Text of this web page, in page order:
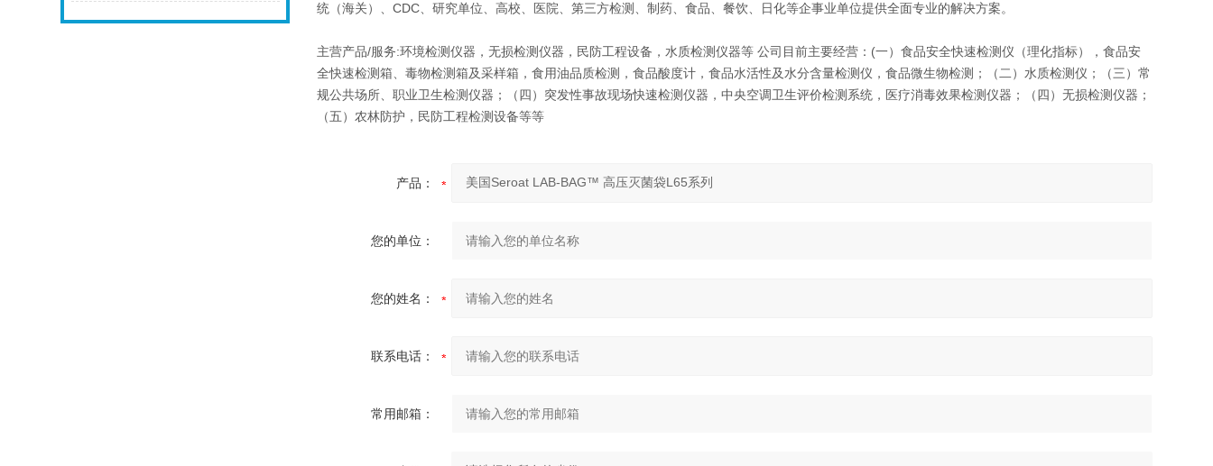
统（海关）、CDC、研究单位、高校、医院、第三方检测、制药、食品、餐饮、日化等企事业单位提供全面专业的解决方案。
主营产品/服务:环境检测仪器，无损检测仪器，民防工程设备，水质检测仪器等 公司目前主要经营：(一）食品安全快速检测仪（理化指标），食品安
全快速检测箱、毒物检测箱及采样箱，食用油品质检测，食品酸度计，食品水活性及水分含量检测仪，食品微生物检测；（二）水质检测仪；（三）常
规公共场所、职业卫生检测仪器；（四）突发性事故现场快速检测仪器，中央空调卫生评价检测系统，医疗消毒效果检测仪器；（四）无损检测仪器；
（五）农林防护，民防工程检测设备等等
产品：
您的单位：
您的姓名：
联系电话：
常用邮箱：